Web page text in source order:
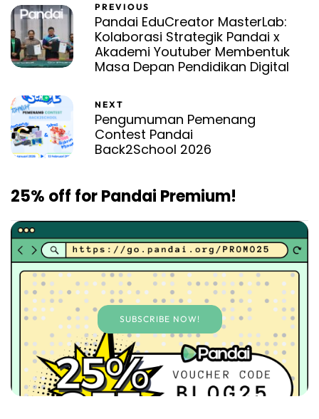
PREVIOUS
Pandai EduCreator MasterLab:
Kolaborasi Strategik Pandai x
Akademi Youtuber Membentuk
Masa Depan Pendidikan Digital
NEXT
Pengumuman Pemenang
Contest Pandai
Back2School 2026
25% off for Pandai Premium!
SUBSCRIBE NOW!